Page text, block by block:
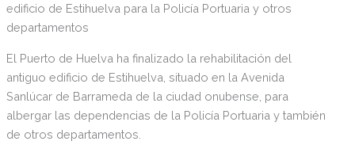
edificio de Estihuelva para la Policía Portuaria y otros
departamentos
El Puerto de Huelva ha finalizado la rehabilitación del
antiguo edificio de Estihuelva, situado en la Avenida
Sanlúcar de Barrameda de la ciudad onubense, para
albergar las dependencias de la Policía Portuaria y también
de otros departamentos.